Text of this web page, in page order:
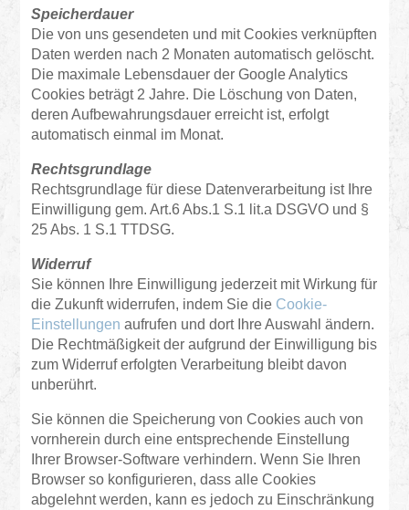
Speicherdauer
Die von uns gesendeten und mit Cookies verknüpften
Daten werden nach 2 Monaten automatisch gelöscht.
Die maximale Lebensdauer der Google Analytics
Cookies beträgt 2 Jahre. Die Löschung von Daten,
deren Aufbewahrungsdauer erreicht ist, erfolgt
automatisch einmal im Monat.
Rechtsgrundlage
Rechtsgrundlage für diese Datenverarbeitung ist Ihre
Einwilligung gem. Art.6 Abs.1 S.1 lit.a DSGVO und §
25 Abs. 1 S.1 TTDSG.
Widerruf
Sie können Ihre Einwilligung jederzeit mit Wirkung für
die Zukunft widerrufen, indem Sie die Cookie-
Einstellungen aufrufen und dort Ihre Auswahl ändern.
Die Rechtmäßigkeit der aufgrund der Einwilligung bis
zum Widerruf erfolgten Verarbeitung bleibt davon
unberührt.
Sie können die Speicherung von Cookies auch von
vornherein durch eine entsprechende Einstellung
Ihrer Browser-Software verhindern. Wenn Sie Ihren
Browser so konfigurieren, dass alle Cookies
abgelehnt werden, kann es jedoch zu Einschränkung